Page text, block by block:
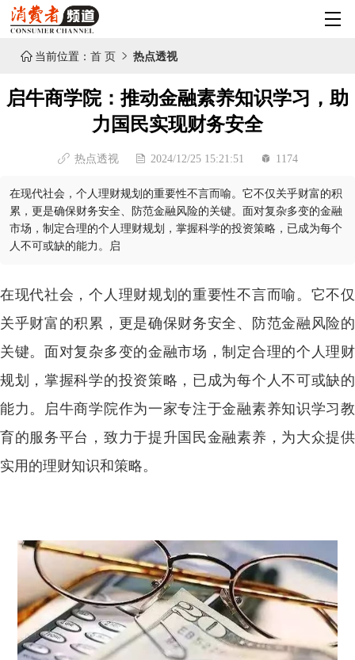
当前位置：首 页  热点透视
启牛商学院：推动金融素养知识学习，助
力国民实现财务安全
热点透视 2024/12/25 15:21:51 1174
在现代社会，个人理财规划的重要性不言而喻。它不仅关乎财富的积
累，更是确保财务安全、防范金融风险的关键。面对复杂多变的金融
市场，制定合理的个人理财规划，掌握科学的投资策略，已成为每个
人不可或缺的能力。启
在现代社会，个人理财规划的重要性不言而喻。它不仅
关乎财富的积累，更是确保财务安全、防范金融风险的
关键。面对复杂多变的金融市场，制定合理的个人理财
规划，掌握科学的投资策略，已成为每个人不可或缺的
能力。启牛商学院作为一家专注于金融素养知识学习教
育的服务平台，致力于提升国民金融素养，为大众提供
实用的理财知识和策略。